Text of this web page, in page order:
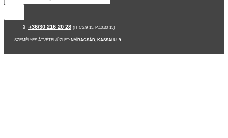
📱 +36/30 216 20 28 (H-CS:9-15, P:10:30-15)
SZEMÉLYES ÁTVÉTEL/ÜZLET: NYÍRACSÁD, KASSAI U. 9.